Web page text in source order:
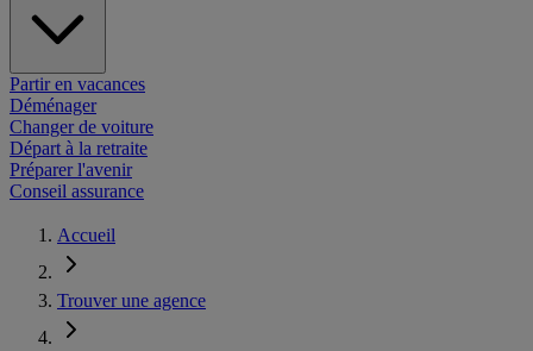
Partir en vacances
Déménager
Changer de voiture
Départ à la retraite
Préparer l'avenir
Conseil assurance
Accueil
Trouver une agence